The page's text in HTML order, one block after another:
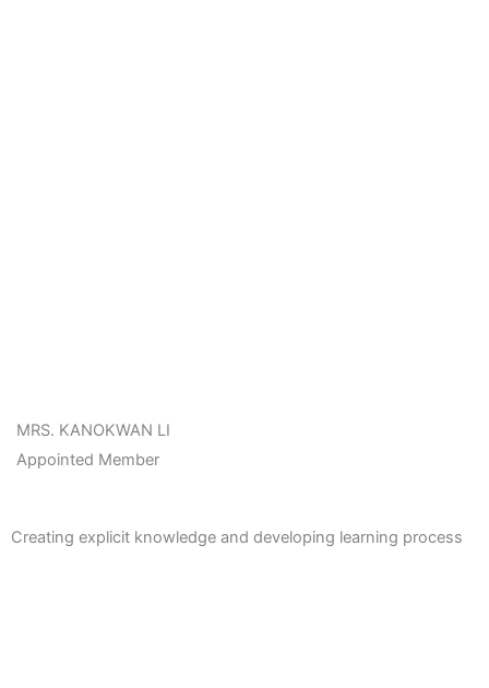
MRS. KANOKWAN LI
Appointed Member
Creating explicit knowledge and developing learning process